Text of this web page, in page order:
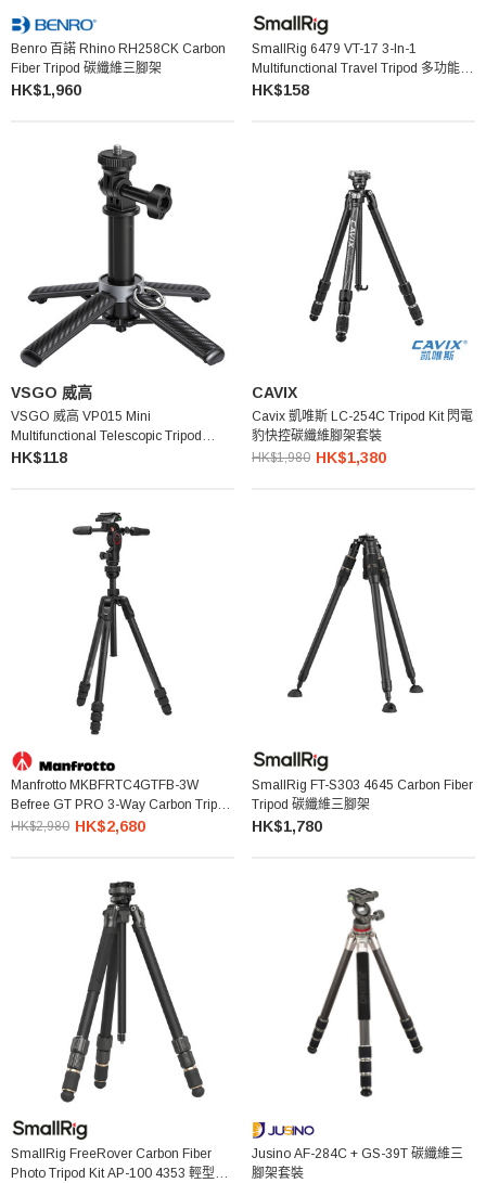
Benro 百諾 Rhino RH258CK Carbon
Fiber Tripod 碳纖維三腳架
HK$1,960
SmallRig 6479 VT-17 3-In-1
Multifunctional Travel Tripod 多功能旅
行三腳架
HK$158
VSGO 威高
VSGO 威高 VP015 Mini
Multifunctional Telescopic Tripod
Black 多功能伸縮三腳架 (黑色)
HK$118
CAVIX
Cavix 凱唯斯 LC-254C Tripod Kit 閃電
豹快控碳纖維腳架套裝
HK$1,980 HK$1,380
Manfrotto MKBFRTC4GTFB-3W
Befree GT PRO 3-Way Carbon Tripod
碳纖維三腳架連三向雲台
HK$2,980 HK$2,680
SmallRig FT-S303 4645 Carbon Fiber
Tripod 碳纖維三腳架
HK$1,780
SmallRig FreeRover Carbon Fiber
Photo Tripod Kit AP-100 4353 輕型旅
Jusino AF-284C + GS-39T 碳纖維三
腳架套裝